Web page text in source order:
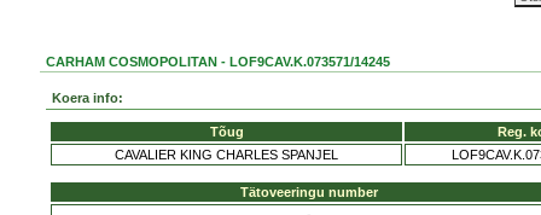
CARHAM COSMOPOLITAN - LOF9CAV.K.073571/14245
Koera info:
Tõug
Reg.
CAVALIER KING CHARLES SPANJEL
Tätoveeringu number